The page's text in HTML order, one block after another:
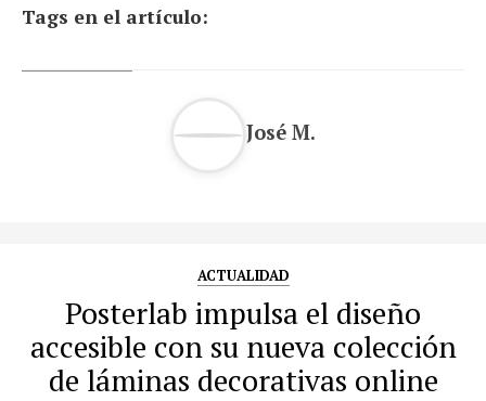
Tags en el artículo:
José M.
ACTUALIDAD
Posterlab impulsa el diseño
accesible con su nueva colección
de láminas decorativas online